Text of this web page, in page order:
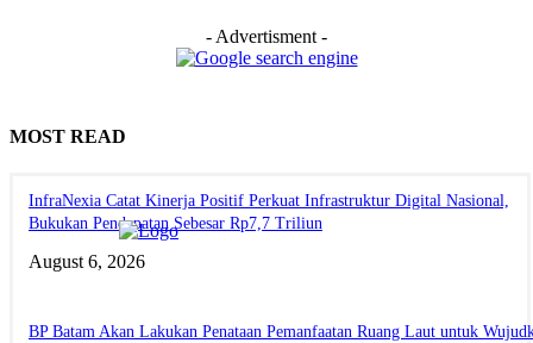
- Advertisment -
MOST READ
InfraNexia Catat Kinerja Positif Perkuat Infrastruktur Digital Nasional,
Bukukan Pendapatan Sebesar Rp7,7 Triliun
August 6, 2026
BP Batam Akan Lakukan Penataan Pemanfaatan Ruang Laut untuk